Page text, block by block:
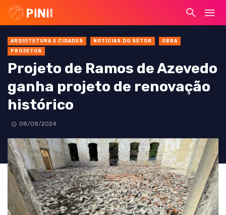
ARQUITETURA E CIDADES NOTÍCIAS DO SETOR
OBRA
PROJETOS
Projeto de Ramos de Azevedo
ganha projeto de renovação
histórico
08/08/2024